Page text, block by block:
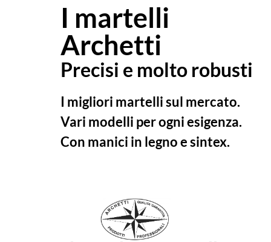
I martelli
Archetti
Precisi e molto robusti
I migliori martelli sul mercato.
Vari modelli per ogni esigenza.
Con manici in legno e sintex.